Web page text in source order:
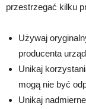
przestrzegać kilku
Używaj
producenta
Unikaj
mogą nie być
Unikaj